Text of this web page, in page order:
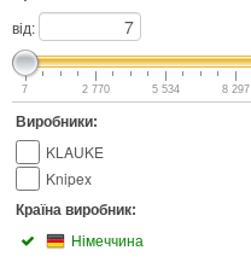
від:
7 2 770 5 534 8 297
Виробники:
KLAUKE
Knipex
Країна виробник:
Німеччина